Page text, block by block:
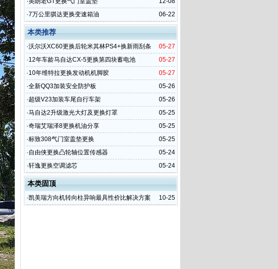
06-22
·7万公里骐达更换变速箱油
本类推荐
05-27
·沃尔沃XC60更换后轮米其林PS4+换新雨刮条
05-27
·12年车龄马自达CX-5更换第四块蓄电池
05-27
·10年维特拉更换发动机机脚胶
05-26
·全新QQ3加装安全防护板
05-26
·超级V23加装车尾自行车架
05-25
·马自达2升级激光大灯及更换灯罩
05-25
·奇瑞艾瑞泽8更换机油分享
05-25
·标致308气门室盖垫更换
05-24
·自由侠更换凸轮轴位置传感器
05-24
·轩逸更换空调滤芯
本类固顶
10-25
·凯美瑞方向机转向柱异响最具性价比解决方案